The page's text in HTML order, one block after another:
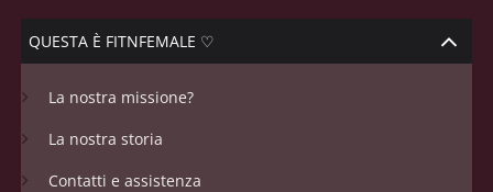
QUESTA È FITNFEMALE ♡
La nostra missione?
La nostra storia
Contatti e assistenza